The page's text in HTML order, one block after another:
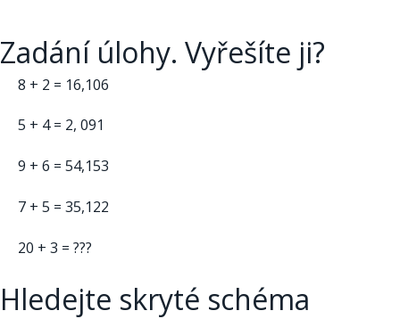
Zadání úlohy. Vyřešíte ji?
8 + 2 = 16,106
5 + 4 = 2, 091
9 + 6 = 54,153
7 + 5 = 35,122
20 + 3 = ???
Hledejte skryté schéma